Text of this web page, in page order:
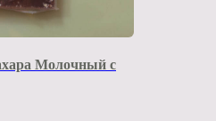
Молочный с